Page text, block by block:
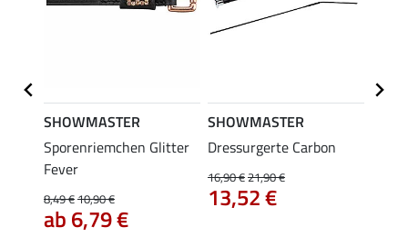
SHOWMASTER
Sporenriemchen Glitter
Fever
8,49 €10,90 €
ab 6,79 €
SHOWMASTER
Dressurgerte Carbon
16,90 €21,90 €
13,52 €